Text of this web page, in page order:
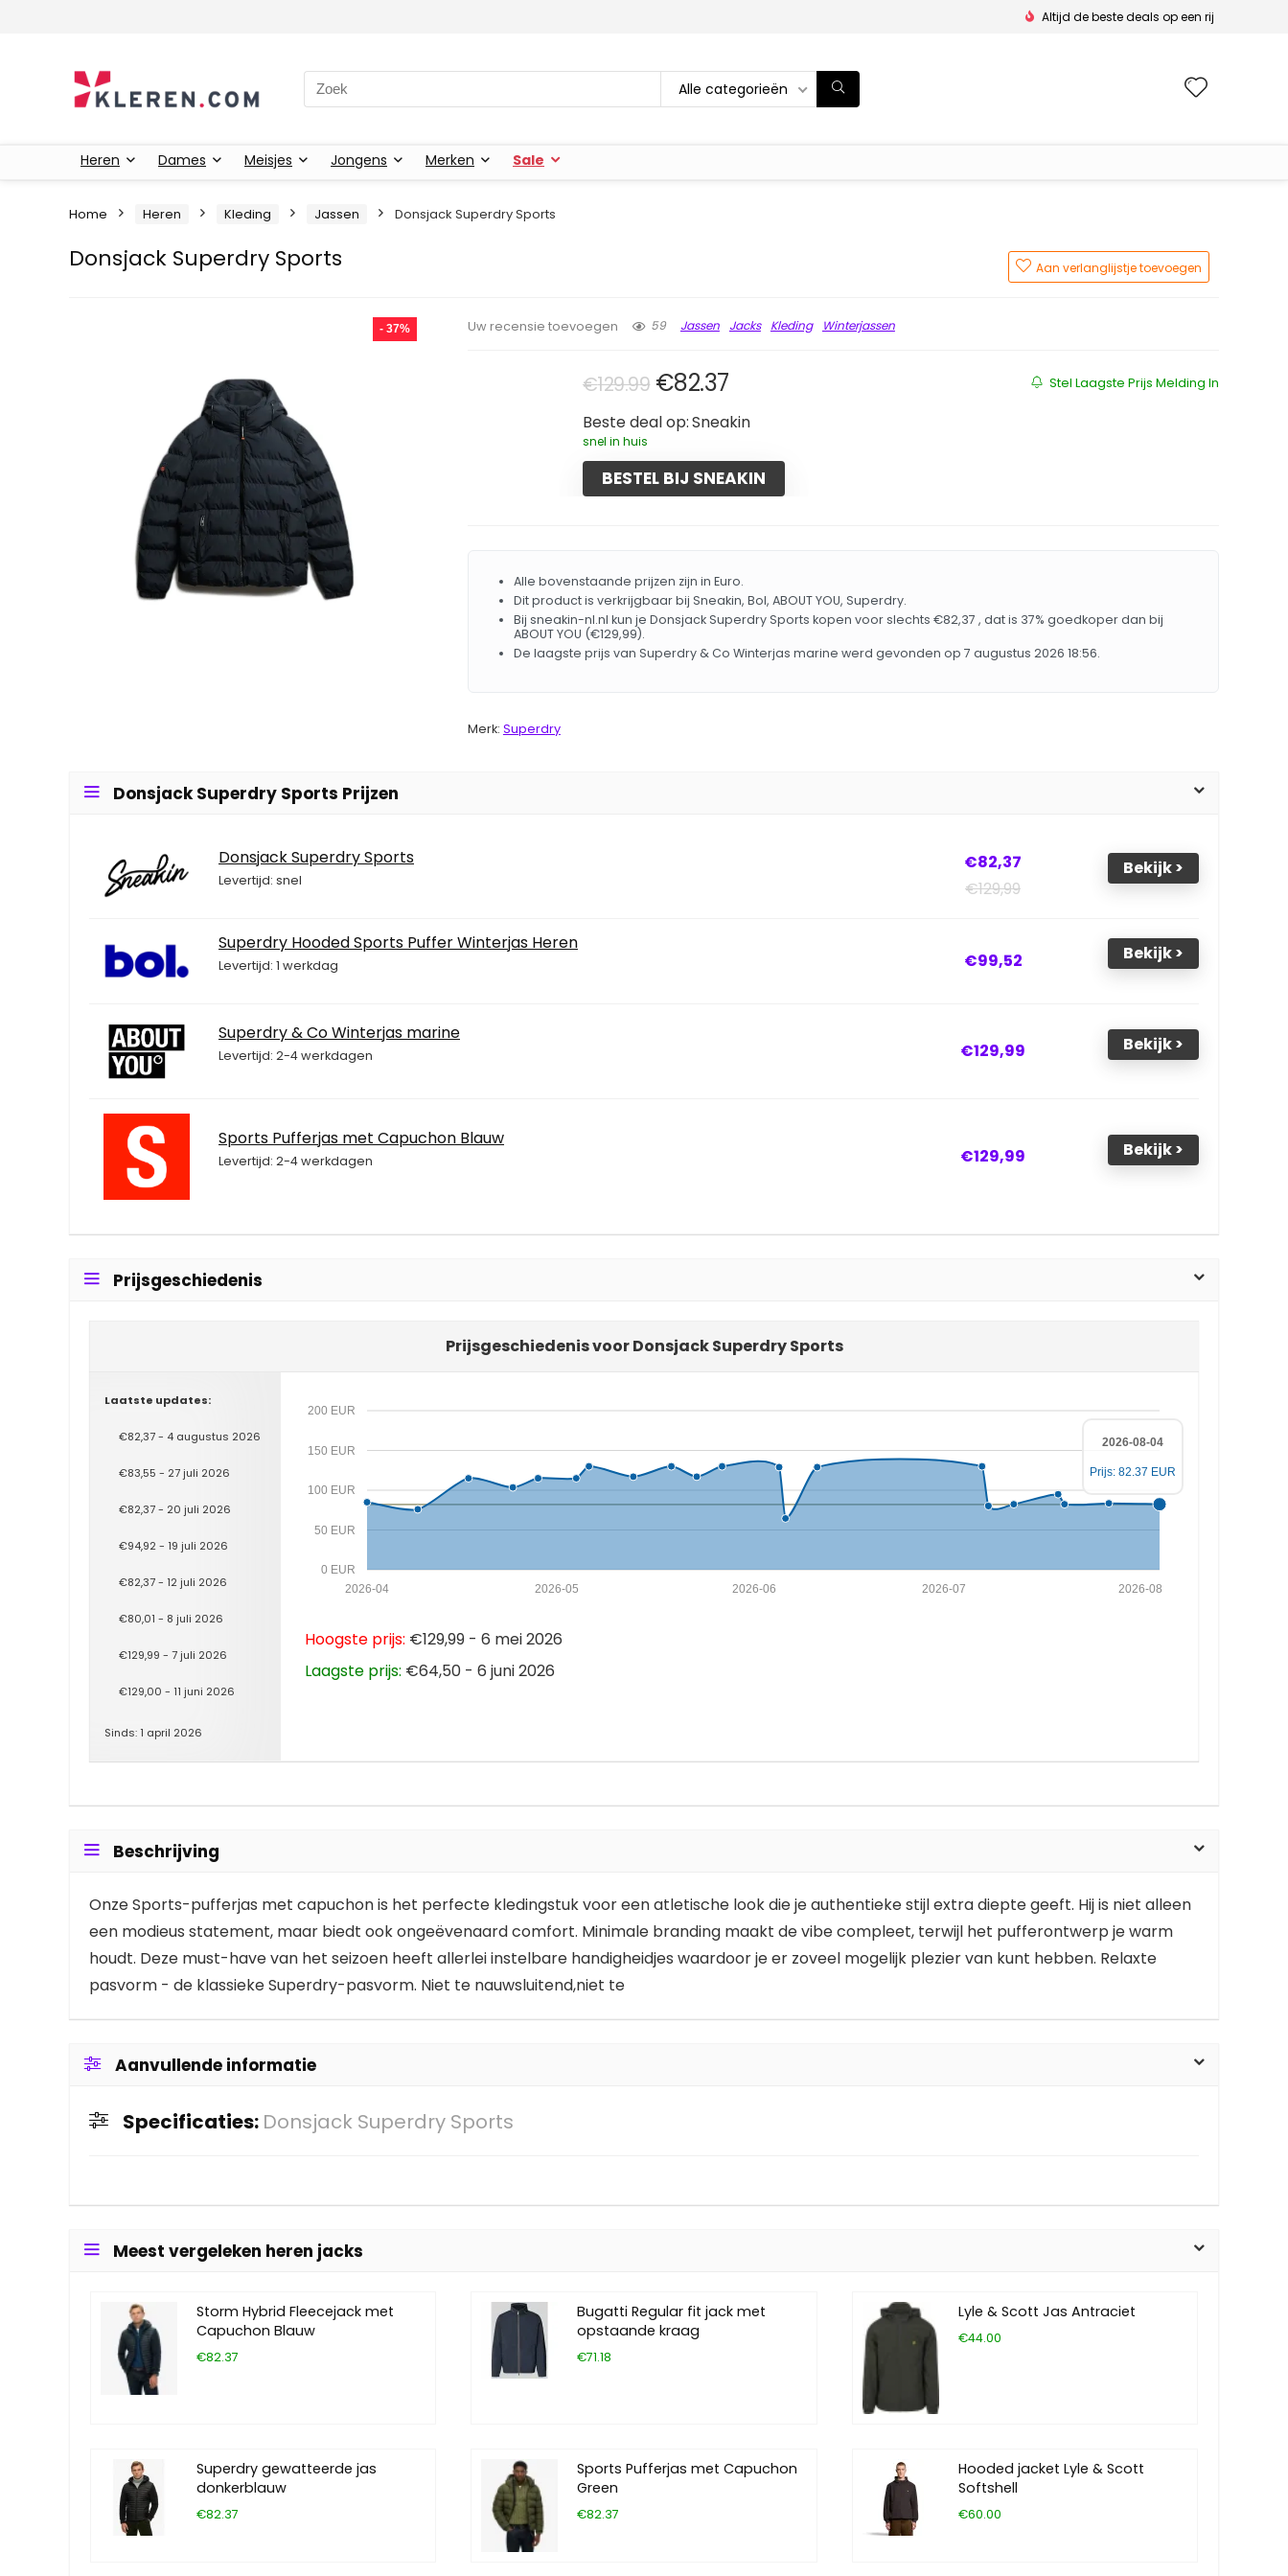
Altijd de beste deals op een rij
Zoeken naar: Alle categorieën
Heren Dames Meisjes Jongens Merken Sale
Home Heren Kleding Jassen Donsjack Superdry Sports
Donsjack Superdry Sports Aan verlanglijstje toevoegen
- 37% Uw recensie toevoegen 59 Jassen Jacks Kleding Winterjassen
Stel Laagste Prijs Melding In
€129.99 Oorspronkelijke prijs was: €129.99.
€82.37Huidige prijs is: €82.37.
Beste deal op: Sneakin
snel in huis
BESTEL BIJ SNEAKIN
Alle bovenstaande prijzen zijn in Euro.
Dit product is verkrijgbaar bij Sneakin, Bol, ABOUT YOU, Superdry.
Bij sneakin-nl.nl kun je Donsjack Superdry Sports kopen voor slechts €82,37 , dat is 37% goedkoper dan bij
ABOUT YOU (€129,99).
De laagste prijs van Superdry & Co Winterjas marine werd gevonden op 7 augustus 2026 18:56.
Merk: Superdry
Donsjack Superdry Sports Prijzen
Donsjack Superdry Sports
Levertijd: snel
€82,37
€129,99
Bekijk >
Superdry Hooded Sports Puffer Winterjas Heren
Levertijd: 1 werkdag €99,52 Bekijk >
Superdry & Co Winterjas marine
Levertijd: 2-4 werkdagen €129,99 Bekijk >
Sports Pufferjas met Capuchon Blauw
Levertijd: 2-4 werkdagen €129,99 Bekijk >
Prijsgeschiedenis
Prijsgeschiedenis voor Donsjack Superdry Sports
Laatste updates:
€82,37 - 4 augustus 2026
€83,55 - 27 juli 2026
€82,37 - 20 juli 2026
€94,92 - 19 juli 2026
€82,37 - 12 juli 2026
€80,01 - 8 juli 2026
€129,99 - 7 juli 2026
€129,00 - 11 juni 2026
Sinds: 1 april 2026
0 EUR
50 EUR
100 EUR
150 EUR
200 EUR
2026-08
2026-07
2026-06
2026-05
2026-04
2026-08-04
Prijs: 82.37 EUR
Hoogste prijs: €129,99 - 6 mei 2026
Laagste prijs: €64,50 - 6 juni 2026
Beschrijving
Onze Sports-pufferjas met capuchon is het perfecte kledingstuk voor een atletische look die je authentieke stijl extra diepte geeft. Hij is niet alleen
een modieus statement, maar biedt ook ongeëvenaard comfort. Minimale branding maakt de vibe compleet, terwijl het pufferontwerp je warm
houdt. Deze must-have van het seizoen heeft allerlei instelbare handigheidjes waardoor je er zoveel mogelijk plezier van kunt hebben. Relaxte
pasvorm - de klassieke Superdry-pasvorm. Niet te nauwsluitend,niet te
Aanvullende informatie
Specificaties: Donsjack Superdry Sports
Meest vergeleken heren jacks
Storm Hybrid Fleecejack met
Capuchon Blauw
€82.37
Bugatti Regular fit jack met
opstaande kraag
€71.18
Lyle & Scott Jas Antraciet
€44.00
Superdry gewatteerde jas
donkerblauw
€82.37
Sports Pufferjas met Capuchon
Green
€82.37
Hooded jacket Lyle & Scott
Softshell
€60.00